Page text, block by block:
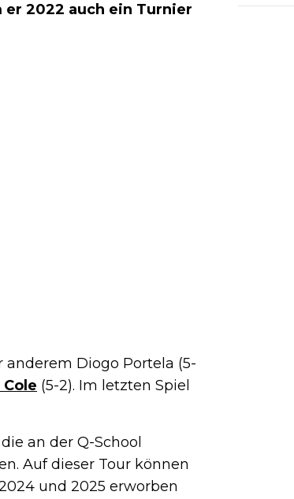
er 2022 auch ein Turnier
anderem Diogo Portela (5-
(5-2). Im letzten Spiel
an der Q-School
Auf dieser Tour können
und 2025 erworben